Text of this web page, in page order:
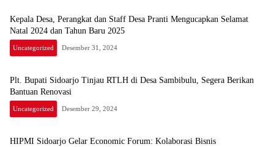
Kepala Desa, Perangkat dan Staff Desa Pranti Mengucapkan Selamat
Natal 2024 dan Tahun Baru 2025
Uncategorized Desember 31, 2024
Plt. Bupati Sidoarjo Tinjau RTLH di Desa Sambibulu, Segera Berikan
Bantuan Renovasi
Uncategorized Desember 29, 2024
HIPMI Sidoarjo Gelar Economic Forum: Kolaborasi Bisnis